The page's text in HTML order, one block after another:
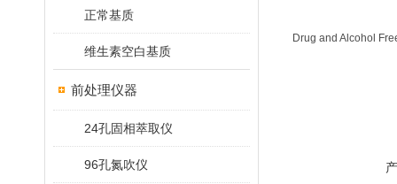
正常基质
维生素空白基质
前处理仪器
24孔固相萃取仪
96孔氮吹仪
Drug and Alcohol